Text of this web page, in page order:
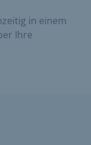
in einem
Ihre